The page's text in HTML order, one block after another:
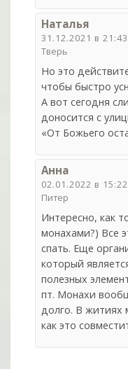
Наталья
31.12.2021 в 21:43
Тверь
Но это
чтобы быстро
А вот сегодня
доносится с
«От Божьего
Анна
02.01.2022 в 15:22
Питер
Интересно, как
монахами?) Все
спать. Еще
который
полезных
пт. Монахи
долго. В житиях
как это